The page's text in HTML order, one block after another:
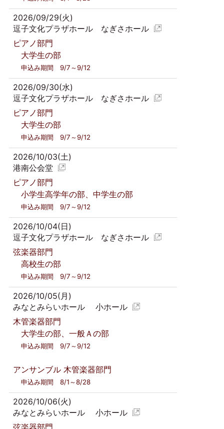
2026/09/29(火)
逗子文化プラザホール なぎさホール
ピアノ部門
大学生の部
申込み期間 9/7～9/12
2026/09/30(水)
逗子文化プラザホール なぎさホール
ピアノ部門
大学生の部
申込み期間 9/7～9/12
2026/10/03(土)
港南公会堂
ピアノ部門
小学生高学年の部、中学生の部
申込み期間 9/7～9/12
2026/10/04(日)
逗子文化プラザホール なぎさホール
弦楽器部門
高校生の部
申込み期間 9/7～9/12
2026/10/05(月)
みなとみらいホール 小ホール
木管楽器部門
大学生の部、一般Ａの部
申込み期間 9/7～9/12
アンサンブル 木管楽器部門
申込み期間 8/1～8/28
2026/10/06(火)
みなとみらいホール 小ホール